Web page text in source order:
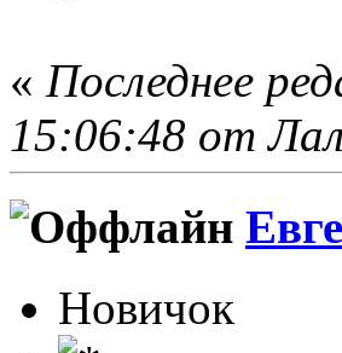
« Последнее
15:06:48 от
Новичок